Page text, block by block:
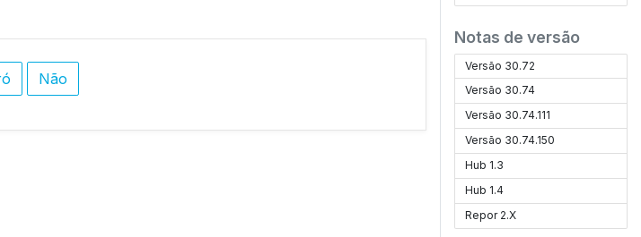
Não
Notas de versão
Versão 30.72
Versão 30.74
Versão 30.74.111
Versão 30.74.150
Hub 1.3
Hub 1.4
Repor 2.X